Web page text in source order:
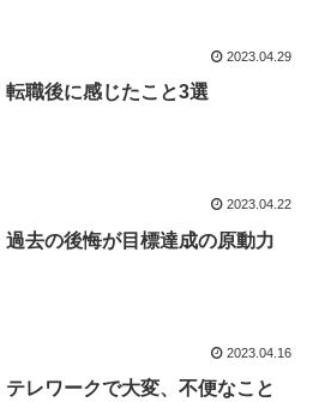
2023.04.29
転職後に感じたこと3選
2023.04.22
過去の後悔が目標達成の原動力
2023.04.16
テレワークで大変、不便なこと